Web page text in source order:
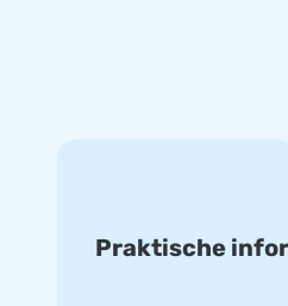
leuk, maar als je dan ook
geweldig. JB Inflatables
De opblaasbare Slide
Praktische